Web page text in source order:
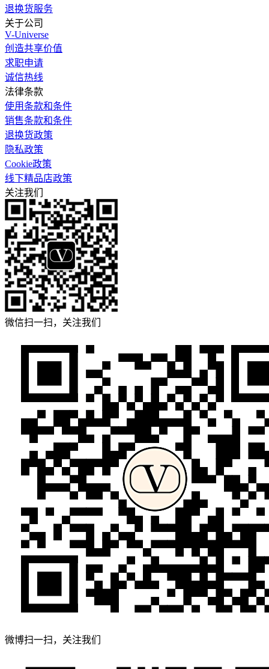
退换货服务
关于公司
V-Universe
创造共享价值
求职申请
诚信热线
法律条款
使用条款和条件
销售条款和条件
退换货政策
隐私政策
Cookie政策
线下精品店政策
关注我们
微信扫一扫，关注我们
微博扫一扫，关注我们